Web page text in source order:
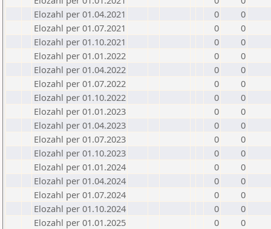
Elozahl per 01.04.2021
0
0
Elozahl per 01.07.2021
0
0
Elozahl per 01.10.2021
0
0
Elozahl per 01.01.2022
0
0
Elozahl per 01.04.2022
0
0
Elozahl per 01.07.2022
0
0
Elozahl per 01.10.2022
0
0
Elozahl per 01.01.2023
0
0
Elozahl per 01.04.2023
0
0
Elozahl per 01.07.2023
0
0
Elozahl per 01.10.2023
0
0
Elozahl per 01.01.2024
0
0
Elozahl per 01.04.2024
0
0
Elozahl per 01.07.2024
0
0
Elozahl per 01.10.2024
0
0
Elozahl per 01.01.2025
0
0